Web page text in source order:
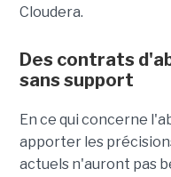
Cloudera.
Des contrats
sans support
En ce qui concerne
apporter les
actuels n'auront pas